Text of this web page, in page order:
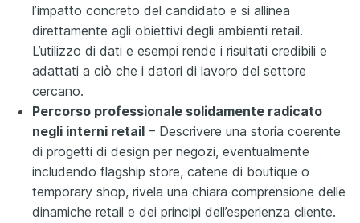
l’impatto concreto del candidato e si allinea
direttamente agli obiettivi degli ambienti retail.
L’utilizzo di dati e esempi rende i risultati credibili e
adattati a ciò che i datori di lavoro del settore
cercano.
Percorso professionale solidamente radicato
negli interni retail – Descrivere una storia coerente
di progetti di design per negozi, eventualmente
includendo flagship store, catene di boutique o
temporary shop, rivela una chiara comprensione delle
dinamiche retail e dei principi dell’esperienza cliente.